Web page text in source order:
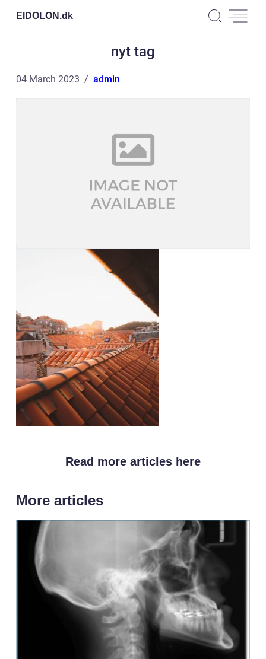
EIDOLON.dk
nyt tag
04 March 2023 admin
Read more articles here
More articles